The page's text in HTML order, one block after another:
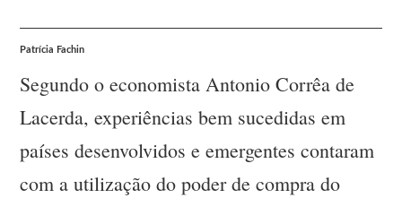
Patrícia Fachin
Segundo o economista Antonio Corrêa de
Lacerda, experiências bem sucedidas em
países desenvolvidos e emergentes contaram
com a utilização do poder de compra do